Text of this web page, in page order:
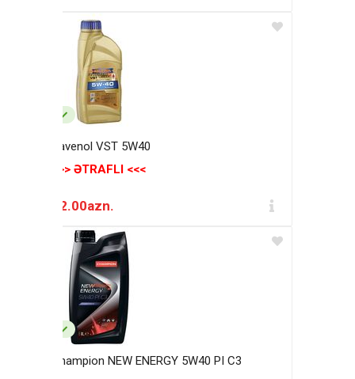
Ravenol VST 5W40
>>> ƏTRAFLI <<<
42.00azn.
Champion NEW ENERGY 5W40 PI C3